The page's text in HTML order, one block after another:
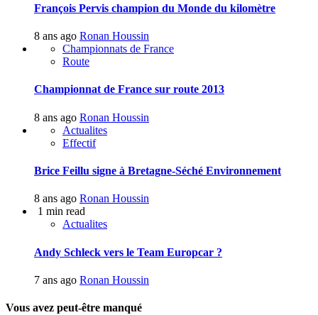
François Pervis champion du Monde du kilomètre
8 ans ago Ronan Houssin
Championnats de France
Route
Championnat de France sur route 2013
8 ans ago Ronan Houssin
Actualites
Effectif
Brice Feillu signe à Bretagne-Séché Environnement
8 ans ago Ronan Houssin
1 min read
Actualites
Andy Schleck vers le Team Europcar ?
7 ans ago Ronan Houssin
Vous avez peut-être manqué